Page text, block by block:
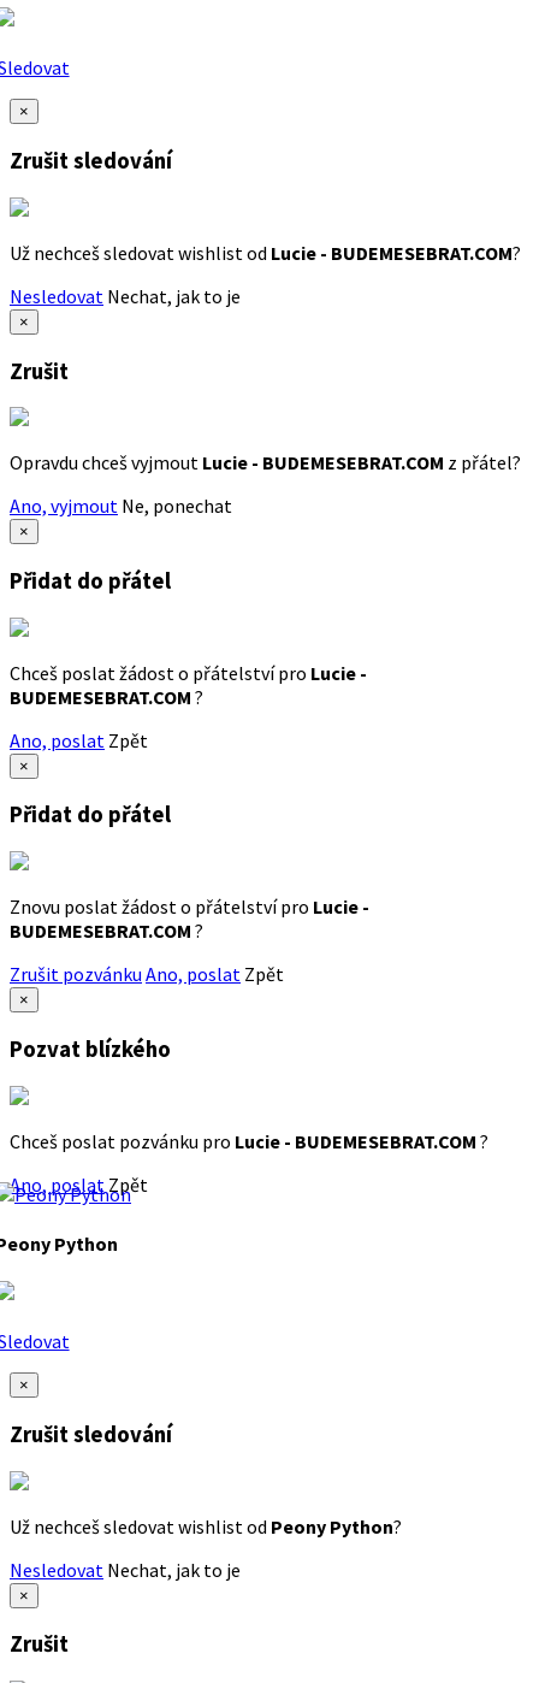
×
Zrušit sledování
Už nechceš sledovat wishlist od Lucie - BUDEMESEBRAT.COM?
Nesledovat Nechat, jak to je
×
Zrušit
Opravdu chceš vyjmout Lucie - BUDEMESEBRAT.COM z přátel?
Ano, vyjmout Ne, ponechat
×
Přidat do přátel
Chceš poslat žádost o přátelství pro Lucie -
BUDEMESEBRAT.COM ?
Ano, poslat Zpět
×
Přidat do přátel
Znovu poslat žádost o přátelství pro Lucie -
BUDEMESEBRAT.COM ?
Zrušit pozvánku Ano, poslat Zpět
×
Pozvat blízkého
Chceš poslat pozvánku pro Lucie - BUDEMESEBRAT.COM ?
Ano, poslat Zpět
Python
×
Zrušit sledování
Už nechceš sledovat wishlist od Peony Python?
Nesledovat Nechat, jak to je
×
Zrušit